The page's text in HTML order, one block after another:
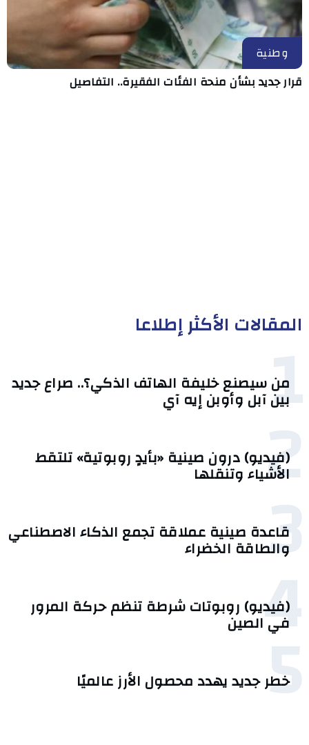
وطنية
قرار جديد بشأن منحة الفئات الفقيرة.. التفاصيل
المقالات الأكثر إطلاعا
1
من سيصنع خليفة الهاتف الذكي؟.. صراع جديد
بين آبل وأوبن إيه آي
2
(فيديو) درون صينية «بأيدٍ روبوتية» تلتقط
الأشياء وتنقلها
3
قاعدة صينية عملاقة تجمع الذكاء الاصطناعي
والطاقة الخضراء
4
(فيديو) روبوتات شرطة تنظم حركة المرور
في الصين
5
خطر جديد يهدد محصول الأرز عالميًا